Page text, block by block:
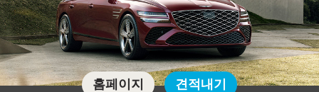
홈페이지 견적내기